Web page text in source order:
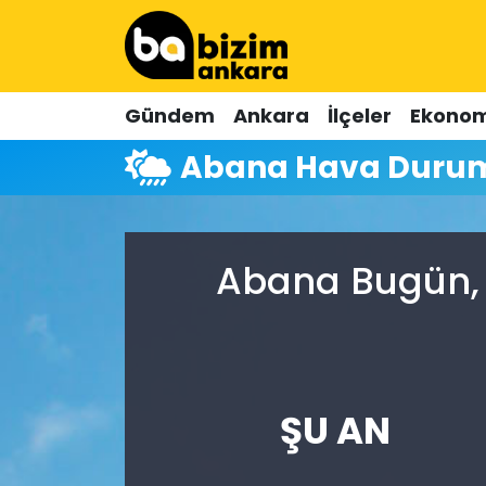
Gündem Ankara İlçeler
Abana Hava
Abana Bugün,
ŞU AN
Hava Durumu
Trafik Durumu
Süper Lig Puan Durumu ve Fikstür